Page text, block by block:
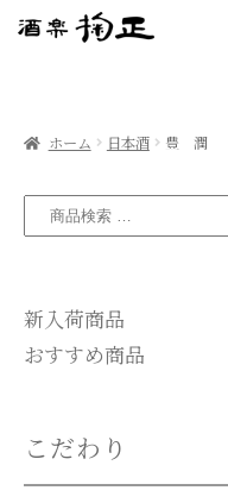
ホーム 日本酒 豊 潤
新入荷商品
おすすめ商品
こだわり